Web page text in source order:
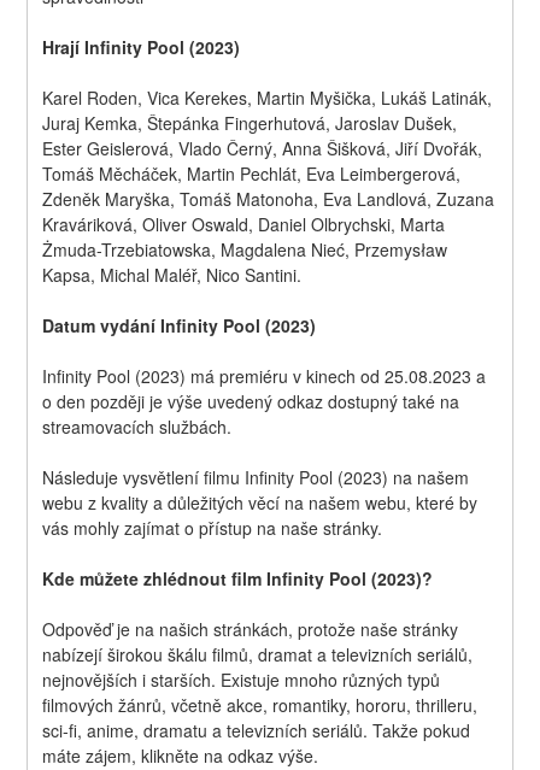
Hrají Infinity Pool (2023)
Karel Roden, Vica Kerekes, Martin Myšička, Lukáš Latinák,
Juraj Kemka, Štepánka Fingerhutová, Jaroslav Dušek,
Ester Geislerová, Vlado Černý, Anna Šišková, Jiří Dvořák,
Tomáš Měcháček, Martin Pechlát, Eva Leimbergerová,
Zdeněk Maryška, Tomáš Matonoha, Eva Landlová, Zuzana
Kraváriková, Oliver Oswald, Daniel Olbrychski, Marta
Żmuda-Trzebiatowska, Magdalena Nieć, Przemysław
Kapsa, Michal Maléř, Nico Santini.
Datum vydání Infinity Pool (2023)
Infinity Pool (2023) má premiéru v kinech od 25.08.2023 a
o den později je výše uvedený odkaz dostupný také na
streamovacích službách.
Následuje vysvětlení filmu Infinity Pool (2023) na našem
webu z kvality a důležitých věcí na našem webu, které by
vás mohly zajímat o přístup na naše stránky.
Kde můžete zhlédnout film Infinity Pool (2023)?
Odpověď je na našich stránkách, protože naše stránky
nabízejí širokou škálu filmů, dramat a televizních seriálů,
nejnovějších i starších. Existuje mnoho různých typů
filmových žánrů, včetně akce, romantiky, hororu, thrilleru,
sci-fi, anime, dramatu a televizních seriálů. Takže pokud
máte zájem, klikněte na odkaz výše.